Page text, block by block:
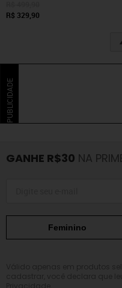
R$ 329,90
PUBLICIDADE
GANHE R$30 NA
Feminino